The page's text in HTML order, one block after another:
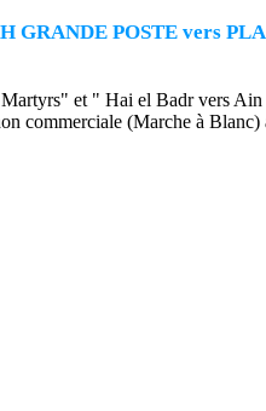
POSTE vers
et " Hai el Badr vers
commerciale (Marche à Blanc)